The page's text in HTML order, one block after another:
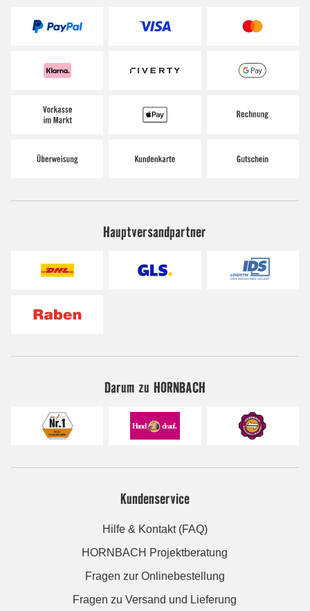
Hauptversandpartner
Darum zu HORNBACH
Kundenservice
Hilfe & Kontakt (FAQ)
HORNBACH Projektberatung
Fragen zur Onlinebestellung
Fragen zu Versand und Lieferung